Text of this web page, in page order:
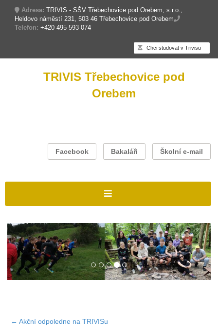
Adresa: TRIVIS - SŠV Třebechovice pod Orebem, s.r.o.,
Heldovo náměstí 231, 503 46 Třebechovice pod Orebem
Telefon: +420 495 593 074
Chci studovat v Trivisu
TRIVIS Třebechovice pod
Orebem
Facebook Bakaláři Školní e-mail
← Akční odpoledne na TRIVISu